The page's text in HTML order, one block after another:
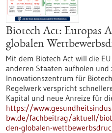
Biotech Act: Europas
globalen
Mit dem Biotech Act will die
anderen Staaten aufholen und
Innovationszentrum für
Regelwerk verspricht
Kapital und neue Anreize für
https://
bw.de/fachbeitrag/aktuell/
den-globalen-